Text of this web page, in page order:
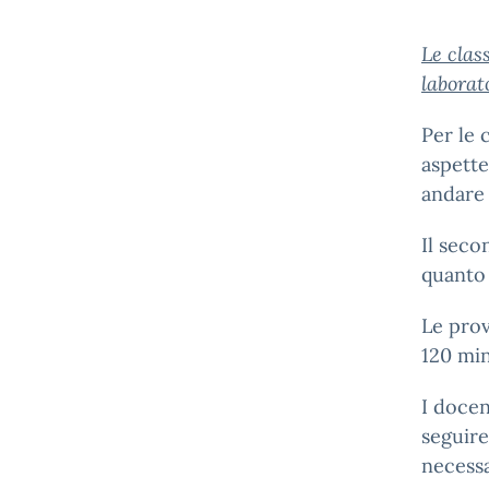
Le
Per le
Il
Le
120
I